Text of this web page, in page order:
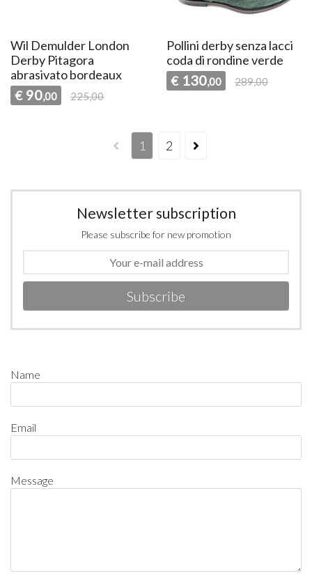
Wil Demulder London
Derby Pitagora
abrasivato bordeaux
€ 90,00 225,00
Pollini derby senza lacci
coda di rondine verde
€ 130,00 289,00
1 2
Newsletter subscription
Please subscribe for new promotion
Subscribe
Name
Email
Message